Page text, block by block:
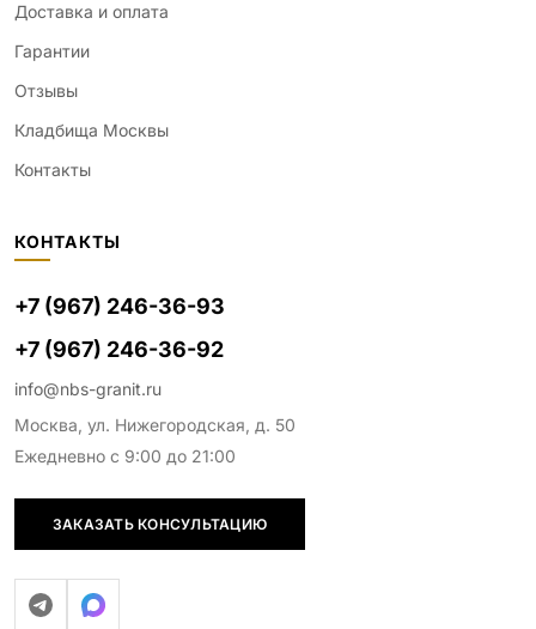
Доставка и оплата
Гарантии
Отзывы
Кладбища Москвы
Контакты
КОНТАКТЫ
+7 (967) 246-36-93
+7 (967) 246-36-92
info@nbs-granit.ru
Москва, ул. Нижегородская, д. 50
Ежедневно с 9:00 до 21:00
ЗАКАЗАТЬ КОНСУЛЬТАЦИЮ